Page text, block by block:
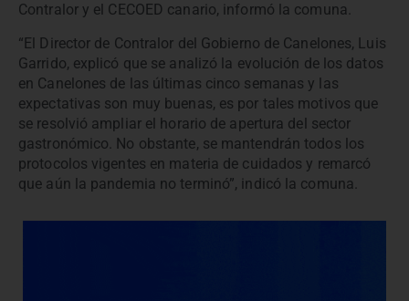
Contralor y el CECOED canario, informó la comuna.
“El Director de Contralor del Gobierno de Canelones, Luis
Garrido, explicó que se analizó la evolución de los datos
en Canelones de las últimas cinco semanas y las
expectativas son muy buenas, es por tales motivos que
se resolvió ampliar el horario de apertura del sector
gastronómico. No obstante, se mantendrán todos los
protocolos vigentes en materia de cuidados y remarcó
que aún la pandemia no terminó”, indicó la comuna.